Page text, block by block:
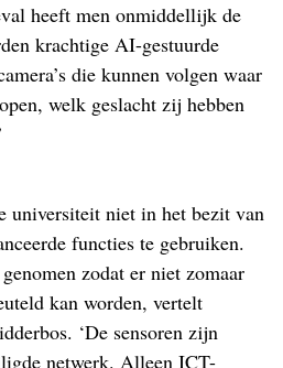
heeft men onmiddellijk de
krachtige AI-gestuurde
die kunnen volgen waar
welk geslacht zij hebben
universiteit niet in het bezit van
functies te gebruiken.
zodat er niet zomaar
kan worden, vertelt
‘De sensoren zijn
netwerk. Alleen ICT-